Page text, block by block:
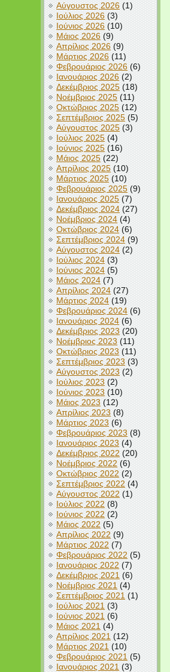
Αύγουστος 2026 (1)
Ιούλιος 2026 (3)
Ιούνιος 2026 (10)
Μάιος 2026 (9)
Απρίλιος 2026 (9)
Μάρτιος 2026 (11)
Φεβρουάριος 2026 (6)
Ιανουάριος 2026 (2)
Δεκέμβριος 2025 (18)
Νοέμβριος 2025 (11)
Οκτώβριος 2025 (12)
Σεπτέμβριος 2025 (5)
Αύγουστος 2025 (3)
Ιούλιος 2025 (4)
Ιούνιος 2025 (16)
Μάιος 2025 (22)
Απρίλιος 2025 (10)
Μάρτιος 2025 (10)
Φεβρουάριος 2025 (9)
Ιανουάριος 2025 (7)
Δεκέμβριος 2024 (27)
Νοέμβριος 2024 (4)
Οκτώβριος 2024 (6)
Σεπτέμβριος 2024 (9)
Αύγουστος 2024 (2)
Ιούλιος 2024 (3)
Ιούνιος 2024 (5)
Μάιος 2024 (7)
Απρίλιος 2024 (27)
Μάρτιος 2024 (19)
Φεβρουάριος 2024 (6)
Ιανουάριος 2024 (6)
Δεκέμβριος 2023 (20)
Νοέμβριος 2023 (11)
Οκτώβριος 2023 (11)
Σεπτέμβριος 2023 (3)
Αύγουστος 2023 (2)
Ιούλιος 2023 (2)
Ιούνιος 2023 (10)
Μάιος 2023 (12)
Απρίλιος 2023 (8)
Μάρτιος 2023 (6)
Φεβρουάριος 2023 (8)
Ιανουάριος 2023 (4)
Δεκέμβριος 2022 (20)
Νοέμβριος 2022 (6)
Οκτώβριος 2022 (2)
Σεπτέμβριος 2022 (4)
Αύγουστος 2022 (1)
Ιούλιος 2022 (8)
Ιούνιος 2022 (2)
Μάιος 2022 (5)
Απρίλιος 2022 (9)
Μάρτιος 2022 (7)
Φεβρουάριος 2022 (5)
Ιανουάριος 2022 (7)
Δεκέμβριος 2021 (6)
Νοέμβριος 2021 (4)
Σεπτέμβριος 2021 (1)
Ιούλιος 2021 (3)
Ιούνιος 2021 (6)
Μάιος 2021 (4)
Απρίλιος 2021 (12)
Μάρτιος 2021 (10)
Φεβρουάριος 2021 (5)
Ιανουάριος 2021 (3)